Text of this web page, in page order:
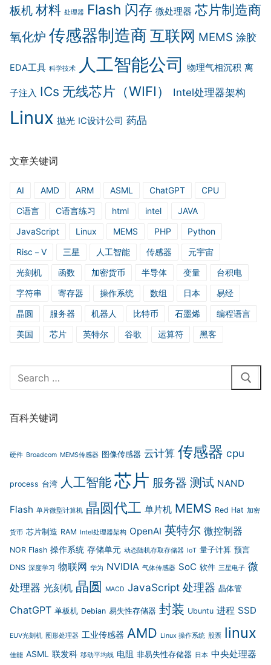
板机 材料 处理器 Flash 闪存 微处理器 芯片制造商
氧化炉 传感器制造商互联网 MEMS 涂胶
EDA工具 科学技术 人工智能公司 物理气相沉积 离
子注入 ICs 无线芯片（WIFI） Intel处理器架构
Linux 抛光 IC设计公司 药品
文章关键词
AI AMD ARM ASML ChatGPT
CPU
C语言
C语言练习 html intel
JAVA
JavaScript
Linux MEMS PHP
Python
Risc－V
三星 人工智能 传感器
元宇宙
光刻机
函数 加密货币 半导体 变量
台积电
字符串
寄存器 操作系统 数组 日本
易经
晶圆
服务器 机器人 比特币 石墨烯
编程语言
美国
芯片 英特尔 谷歌 运算符 黑客
Search
百科关键词
硬件 Broadcom MEMS传感器 图像传感器 云计算 传感器 cpu
process 台湾 人工智能 芯片 服务器 测试 NAND
Flash 单片微型计算机 晶圆代工 单片机 MEMS Red Hat 加密
货币 芯片制造 RAM Intel处理器架构 OpenAI 英特尔 微控制器
NOR Flash 操作系统 存储单元 动态随机存取存储器 IoT 量子计算 预言
DNS 深度学习 物联网 华为 NVIDIA 气体传感器 SoC 软件 三星电子 微
处理器 光刻机 晶圆 MACD JavaScript 处理器 晶体管
ChatGPT 单板机 Debian 易失性存储器 封装 Ubuntu 进程 SSD
EUV光刻机 图形处理器 工业传感器 AMD Linux 操作系统 股票 linux
佳能 ASML 联发科 移动平均线 电阻 非易失性存储器 日本 中央处理器